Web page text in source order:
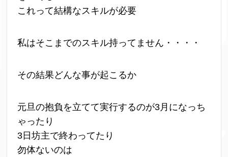
これって結構なスキルが必要
私はそこまでのスキル持ってません・・・・
その結果どんな事が起こるか
元旦の抱負を立てて実行するのが3月になっち
ゃったり
3日坊主で終わってたり
勿体ないのは